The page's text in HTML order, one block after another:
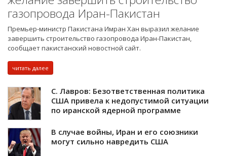
газопровода Иран-Пакистан
Премьер-министр Пакистана Имран Хан выразил желание
завершить строительство газопровода Иран-Пакистан,
сообщает пакистанский новостной сайт.
читать далее
С. Лавров: Безответственная политика
США привела к недопустимой ситуации
по иранской ядерной программе
В случае войны, Иран и его союзники
могут сильно навредить США